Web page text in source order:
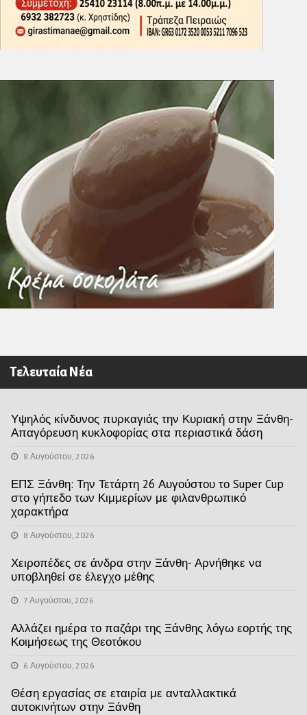
Τελευταία Νέα
Υψηλός κίνδυνος πυρκαγιάς την Κυριακή στην Ξάνθη-
Απαγόρευση κυκλοφορίας στα περιαστικά δάση
8 Αυγούστου, 2026
ΕΠΣ Ξάνθη: Την Τετάρτη 26 Αυγούστου το Super Cup
στο γήπεδο των Κιμμερίων με φιλανθρωπικό
χαρακτήρα
8 Αυγούστου, 2026
Χειροπέδες σε άνδρα στην Ξάνθη- Αρνήθηκε να
υποβληθεί σε έλεγχο μέθης
7 Αυγούστου, 2026
Αλλάζει ημέρα το παζάρι της Ξάνθης λόγω εορτής της
Κοιμήσεως της Θεοτόκου
6 Αυγούστου, 2026
Θέση εργασίας σε εταιρία με ανταλλακτικά
αυτοκινήτων στην Ξάνθη